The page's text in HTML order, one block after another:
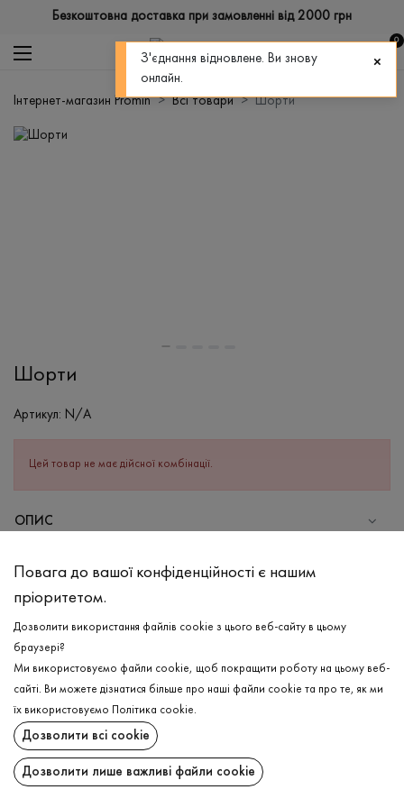
Безкоштовна доставка при замовленні від 2000 грн
0
Інтернет-магазин Promin Всі товари Шорти
Шорти
Артикул: N/A
Цей товар не має дійсної комбінації.
ОПИС
Бавовна - 80%, Поліестер - 20%
Прання в холодній воді (до 30 ° C)
Відбілювання заборонено
Прасувати при низькій температурі
Не можна віджимати і сушити в пральній машині
ДОСТАВКА
ПОВЕРНЕННЯ
Повага до вашої конфіденційності є нашим
пріоритетом.
Дозволити використання файлів cookie з цього веб-сайту в цьому
браузері?
Ми використовуємо файли cookie, щоб покращити роботу на цьому веб-
сайті. Ви можете дізнатися більше про наші файли cookie та про те, як ми
їх використовуємо
Політика cookie.
Дозволити всі cookie
Дозволити лише важливі файли cookie
З'єднання відновлене. Ви знову
онлайн.